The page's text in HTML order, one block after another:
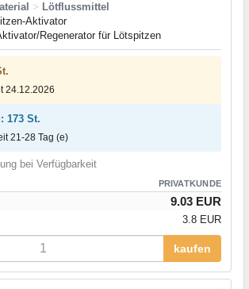
> Lötflussmittel
Aktivator
Regenerator für Lötspitzen
24.12.2026
173 St.
21-28 Tag (e)
bei Verfügbarkeit
PRIVATKUNDE
9.03 EUR
3.8 EUR
kaufen